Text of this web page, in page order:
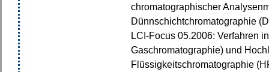
chromatographischer
Dünnschichtchromatographie
LCI-Focus 05.2006: Verfahren
Gaschromatographie) und
Flüssigkeitschromatographie